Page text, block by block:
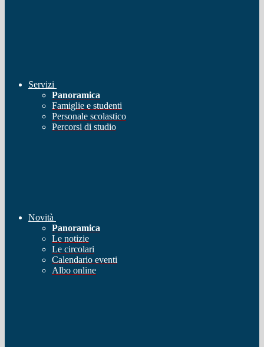
Servizi
Panoramica
Famiglie e studenti
Personale scolastico
Percorsi di studio
Novità
Panoramica
Le notizie
Le circolari
Calendario eventi
Albo online